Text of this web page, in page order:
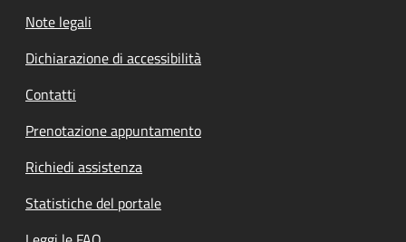
Note legali
Dichiarazione di accessibilità
Contatti
Prenotazione appuntamento
Richiedi assistenza
Statistiche del portale